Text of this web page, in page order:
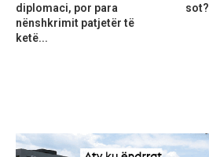
diplomaci, por para
nënshkrimit patjetër të
ketë...
sot?